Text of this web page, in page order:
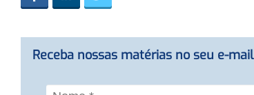
Receba nossas matérias no seu e-mail